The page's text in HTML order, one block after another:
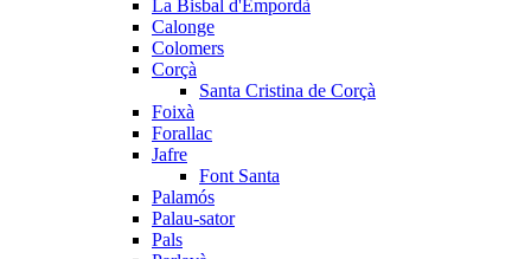
La Bisbal d'Empordà
Calonge
Colomers
Corçà
Santa Cristina de Corçà
Foixà
Forallac
Jafre
Font Santa
Palamós
Palau-sator
Pals